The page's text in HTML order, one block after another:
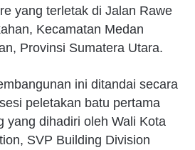
yang terletak di Jalan Rawe
Kecamatan Medan
Provinsi Sumatera Utara.
ini ditandai secara
peletakan batu pertama
yang dihadiri oleh Wali Kota
SVP Building Division